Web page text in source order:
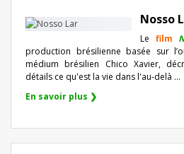
Nosso
Le film
production brésilienne basée sur
médium brésilien Chico Xavier,
détails ce qu'est la vie dans l'au-delà ...
En savoir plus ❯